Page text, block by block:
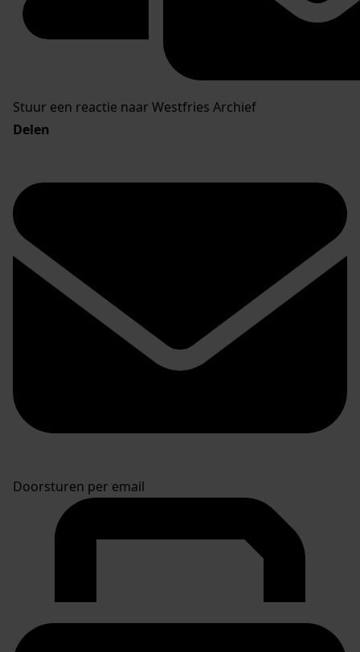
Stuur een reactie naar Westfries Archief
Delen
Doorsturen per email